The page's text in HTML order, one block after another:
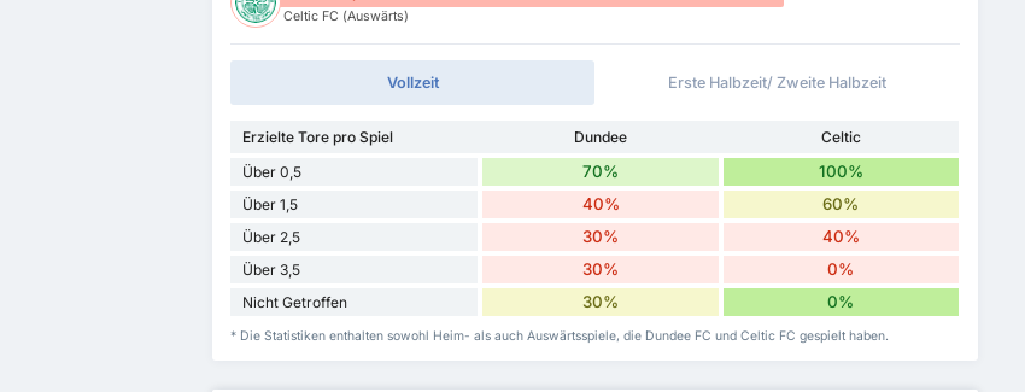
Celtic FC (Auswärts)
Vollzeit Erste Halbzeit/ Zweite Halbzeit
Erzielte Tore pro Spiel Dundee
Celtic
Über 0,5
70% 100%
Über 1,5 40% 60%
Über 2,5 30% 40%
Über 3,5 30% 0%
Nicht Getroffen 30% 0%
* Die Statistiken enthalten sowohl Heim- als auch Auswärtsspiele, die Dundee FC und Celtic FC gespielt haben.